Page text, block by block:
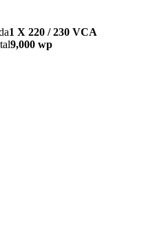
1 X 220 / 230 VCA
9,000 wp